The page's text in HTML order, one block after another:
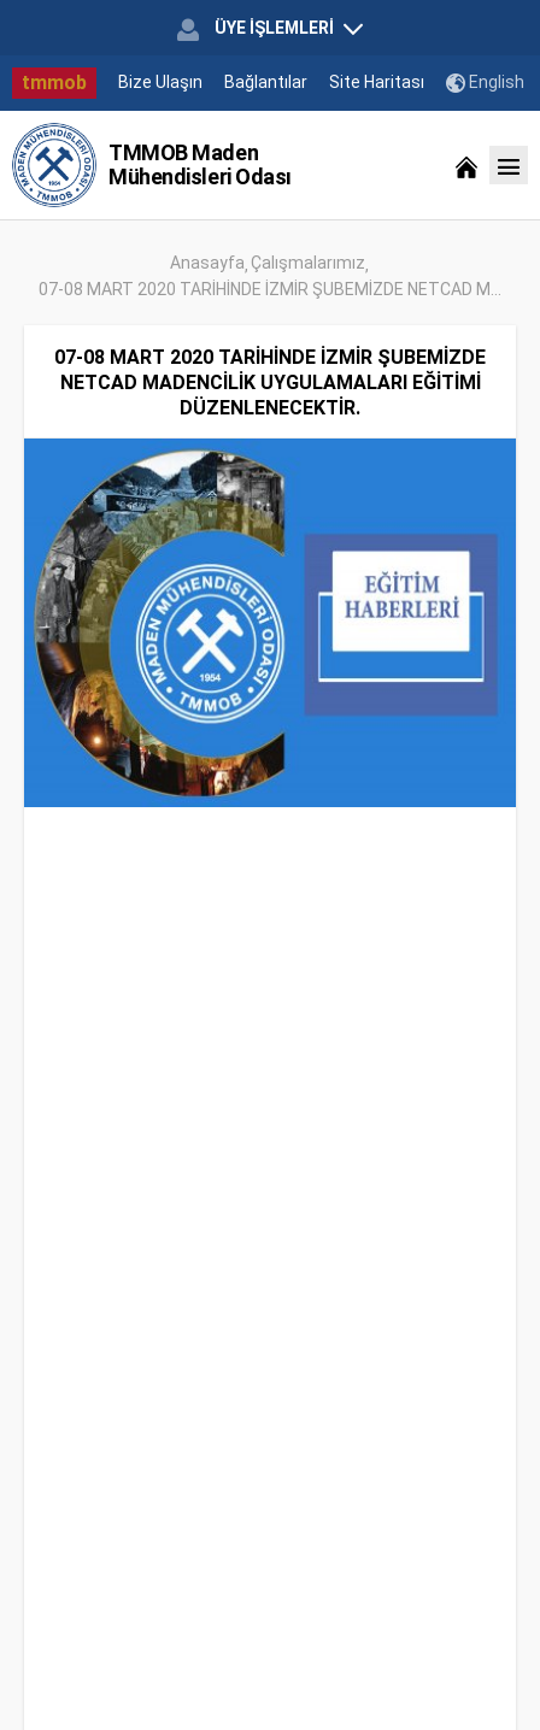
ÜYE İŞLEMLERİ
tmmob Bize Ulaşın Bağlantılar Site Haritası English
TMMOB Maden
Mühendisleri Odası
Anasayfa Çalışmalarımız
07-08 MART 2020 TARİHİNDE İZMİR ŞUBEMİZDE NETCAD M...
07-08 MART 2020 TARİHİNDE İZMİR ŞUBEMİZDE
NETCAD MADENCİLİK UYGULAMALARI EĞİTİMİ
DÜZENLENECEKTİR.